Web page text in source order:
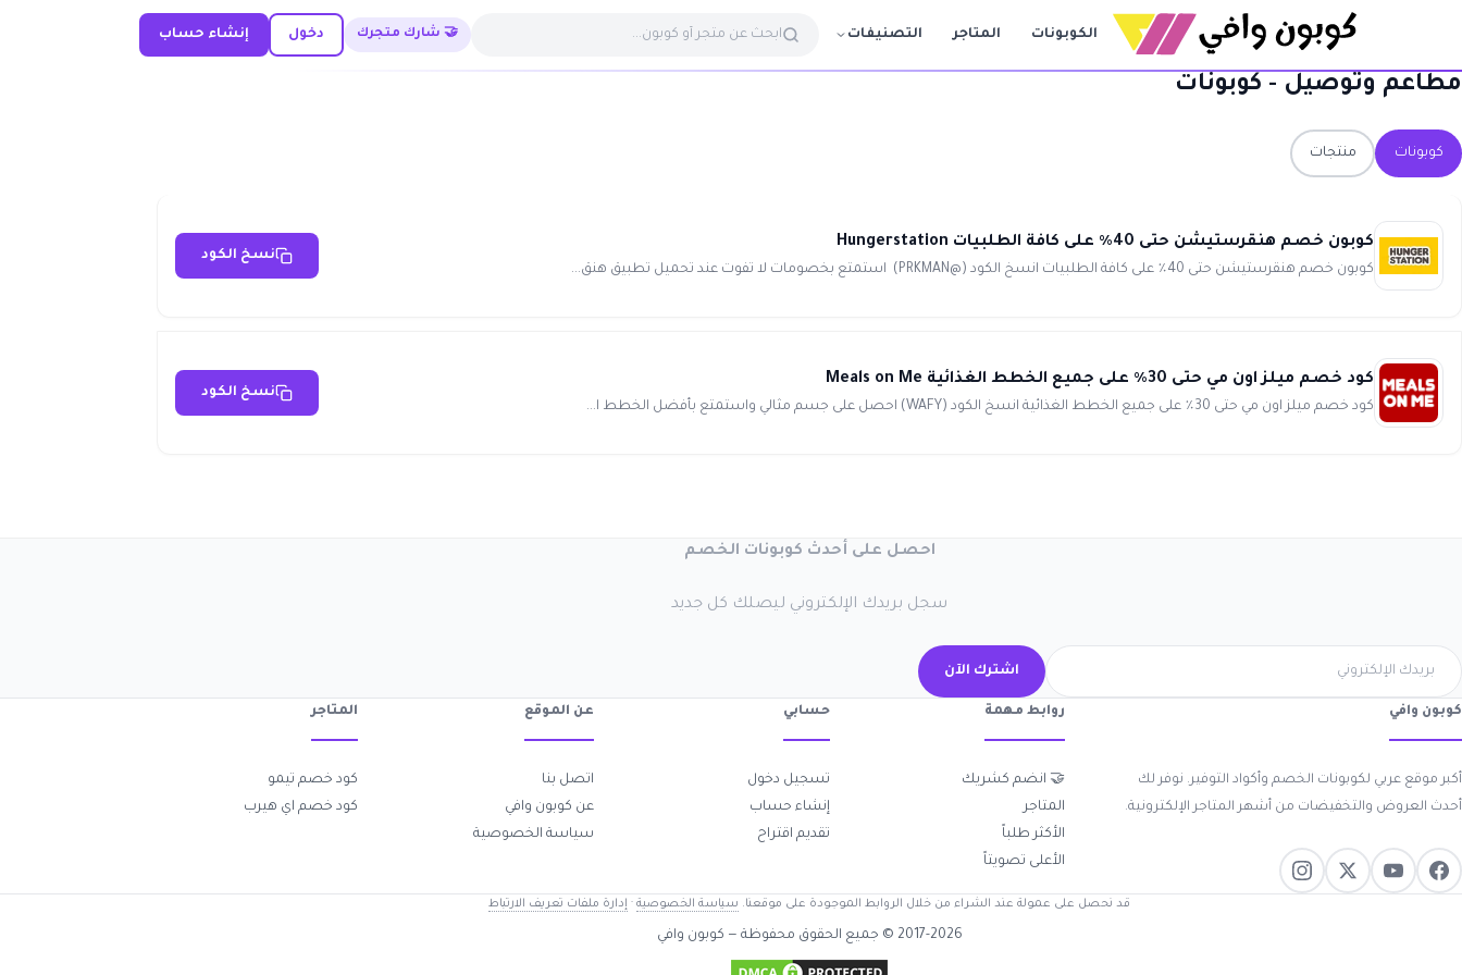
الكوبونات المتاجر التصنيفات 🤝 شارك متجرك دخول إنشاء حساب
مطاعم وتوصيل - كوبونات
كوبونات منتجات
كوبون خصم هنقرستيشن حتى 40٪ على كافة الطلبيات Hungerstation
كوبون خصم هنقرستيشن حتى 40٪ على كافة الطلبيات انسخ الكود (@PRKMAN) استمتع بخصومات لا تفوت عند تحميل تطبيق هنق...
نسخ الكود
كود خصم ميلز اون مي حتى 30٪ على جميع الخطط الغذائية Meals on Me
كود خصم ميلز اون مي حتى 30٪ على جميع الخطط الغذائية انسخ الكود (WAFY) احصل على جسم مثالي واستمتع بأفضل الخطط ا...
نسخ الكود
احصل على أحدث كوبونات الخصم
سجل بريدك الإلكتروني ليصلك كل جديد
اشترك الآن
كوبون وافي
أكبر موقع عربي لكوبونات الخصم وأكواد التوفير. نوفر لك
أحدث العروض والتخفيضات من أشهر المتاجر الإلكترونية.
روابط مهمة
🤝 انضم كشريك
المتاجر
الأكثر طلباً
الأعلى تصويتاً
حسابي
تسجيل دخول
إنشاء حساب
تقديم اقتراح
عن الموقع
اتصل بنا
عن كوبون وافي
سياسة الخصوصية
المتاجر
كود خصم تيمو
كود خصم اي هيرب
قد نحصل على عمولة عند الشراء من خلال الروابط الموجودة على موقعنا. سياسة الخصوصية · إدارة ملفات تعريف الارتباط
2017-2026 © جميع الحقوق محفوظة — كوبون وافي